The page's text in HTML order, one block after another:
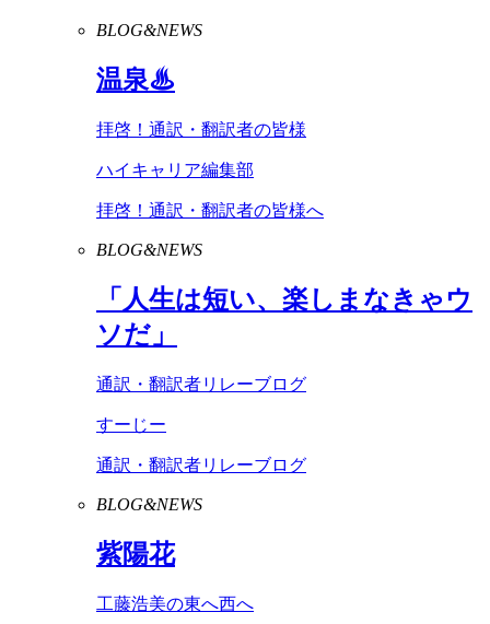
BLOG&NEWS
温泉♨
拝啓！通訳・翻訳者の皆様
ハイキャリア編集部
拝啓！通訳・翻訳者の皆様へ
BLOG&NEWS
「人生は短い、楽しまなきゃウ
ソだ」
通訳・翻訳者リレーブログ
すーじー
通訳・翻訳者リレーブログ
BLOG&NEWS
紫陽花
工藤浩美の東へ西へ